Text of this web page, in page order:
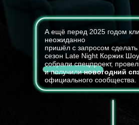
А ещё перед 2025 годом
неожиданно
пришёл с запросом
сезон Late Night Коржик
собрали спецпроект,
и получилиновогодний
официального сообщества.